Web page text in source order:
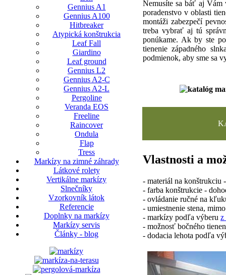
Gennius A1
Gennius A100
Hitbreaker
Atypická konštrukcia
Leaf Fall
Giardino
Leaf ground
Gennius L2
Gennius A2-C
Gennius A2-L
Pergoline
Veranda EOS
Freeline
Raincover
Ondula
Flap
Tress
Markízy na zimné záhrady
Látkové rolety
Vertikálne markízy
Slnečníky
Vzorkovník látok
Referencie
Doplnky na markízy
Markízy servis
Články - blog
Nemusíte sa báť aj Vám
poradenstvo v oblasti
montáži zabezpečí
treba vybrať aj tú
ponúkame. Ak by ste
tienenie západného
podmienok, aby sme sa
Vlastnosti a
- materiál na konštrukciu
- farba konštrukcie -
- ovládanie ručné na
- umiestnenie stena,
- markízy podľa výberu z
- možnosť bočného
- dodacia lehota podľa